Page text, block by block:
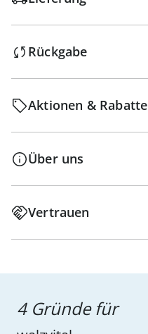
Rückgabe
Aktionen & Rabatte
Über uns
Vertrauen
4 Gründe für